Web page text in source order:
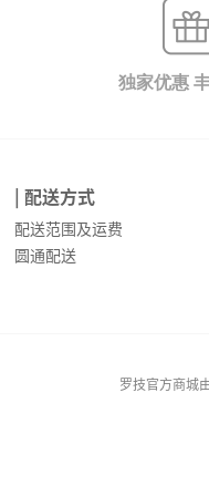
独家优惠
| 配送方式
配送范围及运费
圆通配送
罗技官方商城